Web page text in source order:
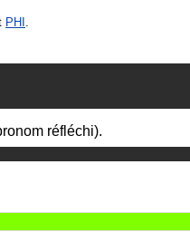
PHI .
réfléchi).